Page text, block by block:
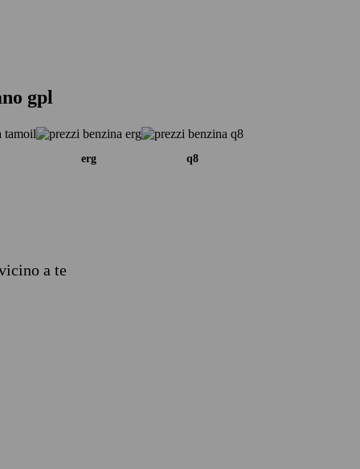
gpl
erg q8
a te